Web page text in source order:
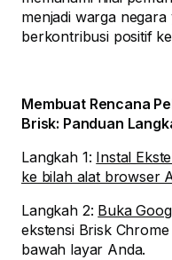
menjadi warga
berkontribusi positif
Membuat Rencana
Brisk: Panduan
Langkah 1: Instal
ke bilah alat browser
Langkah 2: Buka
ekstensi Brisk
bawah layar Anda.